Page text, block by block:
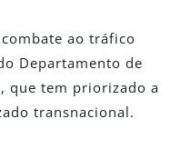
ao tráfico
Departamento de
que tem priorizado a
transnacional.